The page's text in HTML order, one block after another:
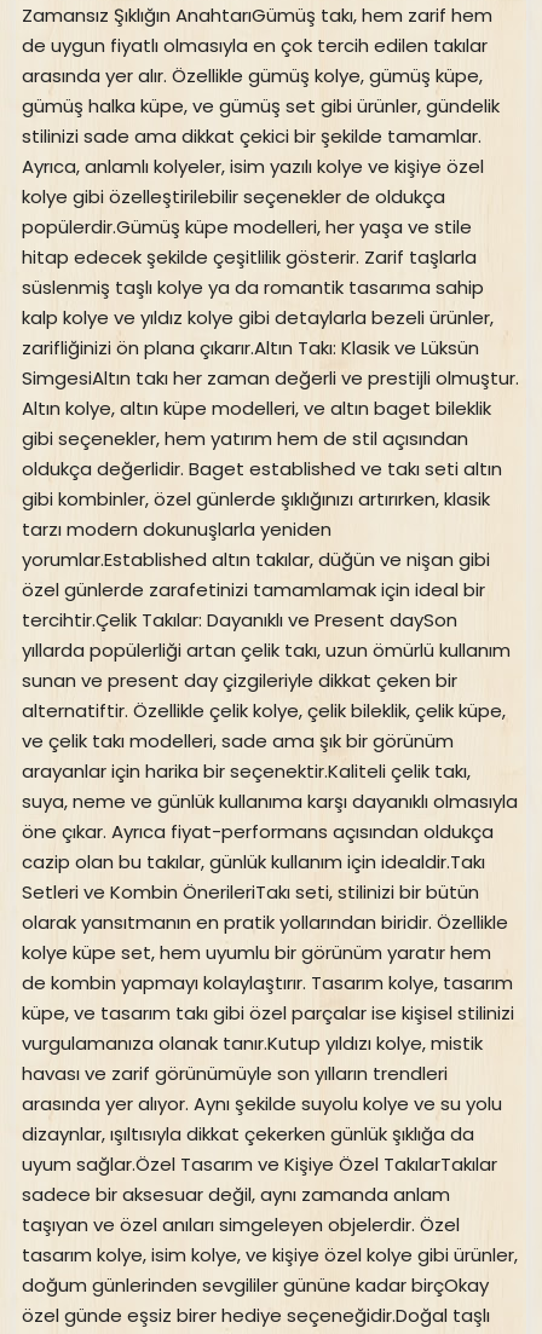
Zamansız Şıklığın AnahtarıGümüş takı, hem zarif hem
de uygun fiyatlı olmasıyla en çok tercih edilen takılar
arasında yer alır. Özellikle gümüş kolye, gümüş küpe,
gümüş halka küpe, ve gümüş set gibi ürünler, gündelik
stilinizi sade ama dikkat çekici bir şekilde tamamlar.
Ayrıca, anlamlı kolyeler, isim yazılı kolye ve kişiye özel
kolye gibi özelleştirilebilir seçenekler de oldukça
popülerdir.Gümüş küpe modelleri, her yaşa ve stile
hitap edecek şekilde çeşitlilik gösterir. Zarif taşlarla
süslenmiş taşlı kolye ya da romantik tasarıma sahip
kalp kolye ve yıldız kolye gibi detaylarla bezeli ürünler,
zarifliğinizi ön plana çıkarır.Altın Takı: Klasik ve Lüksün
SimgesiAltın takı her zaman değerli ve prestijli olmuştur.
Altın kolye, altın küpe modelleri, ve altın baget bileklik
gibi seçenekler, hem yatırım hem de stil açısından
oldukça değerlidir. Baget established ve takı seti altın
gibi kombinler, özel günlerde şıklığınızı artırırken, klasik
tarzı modern dokunuşlarla yeniden
yorumlar.Established altın takılar, düğün ve nişan gibi
özel günlerde zarafetinizi tamamlamak için ideal bir
tercihtir.Çelik Takılar: Dayanıklı ve Present daySon
yıllarda popülerliği artan çelik takı, uzun ömürlü kullanım
sunan ve present day çizgileriyle dikkat çeken bir
alternatiftir. Özellikle çelik kolye, çelik bileklik, çelik küpe,
ve çelik takı modelleri, sade ama şık bir görünüm
arayanlar için harika bir seçenektir.Kaliteli çelik takı,
suya, neme ve günlük kullanıma karşı dayanıklı olmasıyla
öne çıkar. Ayrıca fiyat-performans açısından oldukça
cazip olan bu takılar, günlük kullanım için idealdir.Takı
Setleri ve Kombin ÖnerileriTakı seti, stilinizi bir bütün
olarak yansıtmanın en pratik yollarından biridir. Özellikle
kolye küpe set, hem uyumlu bir görünüm yaratır hem
de kombin yapmayı kolaylaştırır. Tasarım kolye, tasarım
küpe, ve tasarım takı gibi özel parçalar ise kişisel stilinizi
vurgulamanıza olanak tanır.Kutup yıldızı kolye, mistik
havası ve zarif görünümüyle son yılların trendleri
arasında yer alıyor. Aynı şekilde suyolu kolye ve su yolu
dizaynlar, ışıltısıyla dikkat çekerken günlük şıklığa da
uyum sağlar.Özel Tasarım ve Kişiye Özel TakılarTakılar
sadece bir aksesuar değil, aynı zamanda anlam
taşıyan ve özel anıları simgeleyen objelerdir. Özel
tasarım kolye, isim kolye, ve kişiye özel kolye gibi ürünler,
doğum günlerinden sevgililer gününe kadar birçOkay
özel günde eşsiz birer hediye seçeneğidir.Doğal taşlı